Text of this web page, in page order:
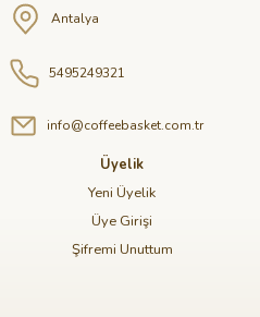
Antalya
5495249321
info@coffeebasket.com.tr
Üyelik
Yeni Üyelik
Üye Girişi
Şifremi Unuttum